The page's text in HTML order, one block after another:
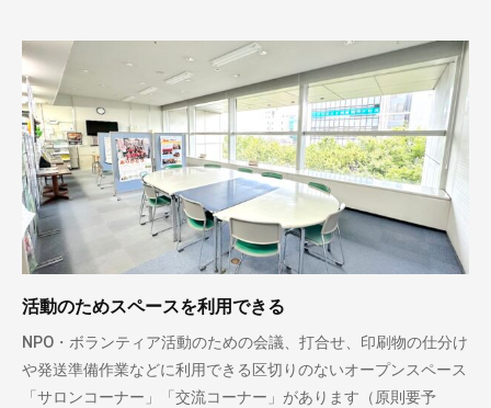
活動のためスペースを利用できる
NPO・ボランティア活動のための会議、打合せ、印刷物の仕分け
や発送準備作業などに利用できる区切りのないオープンスペース
「サロンコーナー」「交流コーナー」があります（原則要予